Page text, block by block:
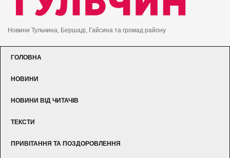
Новини Тульчина, Бершаді, Гайсина та громад району
ГОЛОВНА
НОВИНИ
НОВИНИ ВІД ЧИТАЧІВ
ТЕКСТИ
ПРИВІТАННЯ ТА ПОЗДОРОВЛЕННЯ